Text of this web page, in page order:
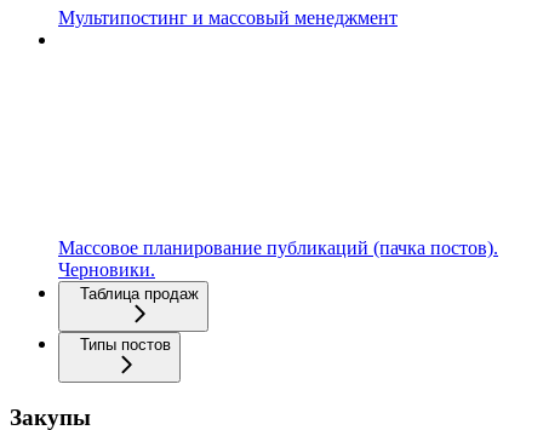
Мультипостинг и массовый менеджмент
Массовое планирование публикаций (пачка постов).
Черновики.
Таблица продаж
Типы постов
Закупы